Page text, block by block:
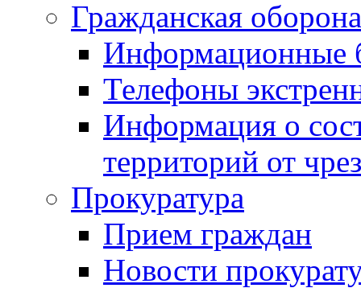
Гражданская
Информационные
Телефоны
Информация о
территорий от
Прокуратура
Прием граждан
Новости